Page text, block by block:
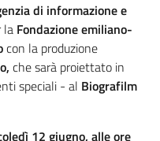
di informazione e
la Fondazione emiliano-
con la produzione
che sarà proiettato in
speciali - al Biografilm
12 giugno, alle ore